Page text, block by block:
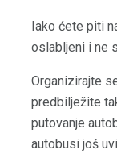
Iako ćete piti
oslabljeni i ne
Organizirajte
predbilježite
putovanje
autobusi još